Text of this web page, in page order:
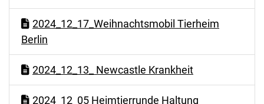
2024_12_17_Weihnachtsmobil Tierheim
Berlin
2024_12_13_ Newcastle Krankheit
2024_12_05 Heimtierrunde Haltung